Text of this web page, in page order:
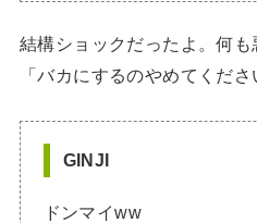
結構ショックだったよ。何
「バカにするのやめてくだ
GINJI
ドンマイww